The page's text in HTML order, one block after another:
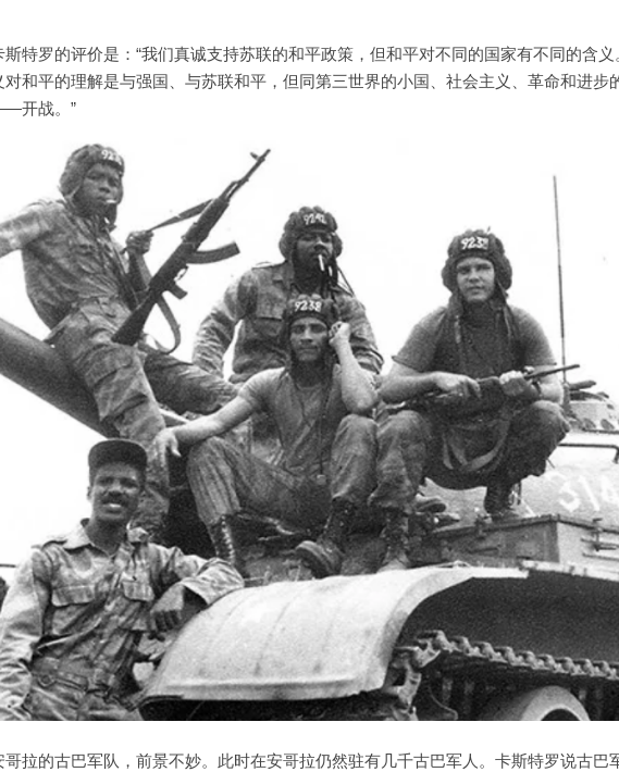
特罗的评价是：“我们真诚支持苏联的和平政策，但和平对不同的国家有不同的含义
和平的理解是与强国、与苏联和平，但同第三世界的小国、社会主义、革命和进步
开战。”
拉的古巴军队，前景不妙。此时在安哥拉仍然驻有几千古巴军人。卡斯特罗说古巴